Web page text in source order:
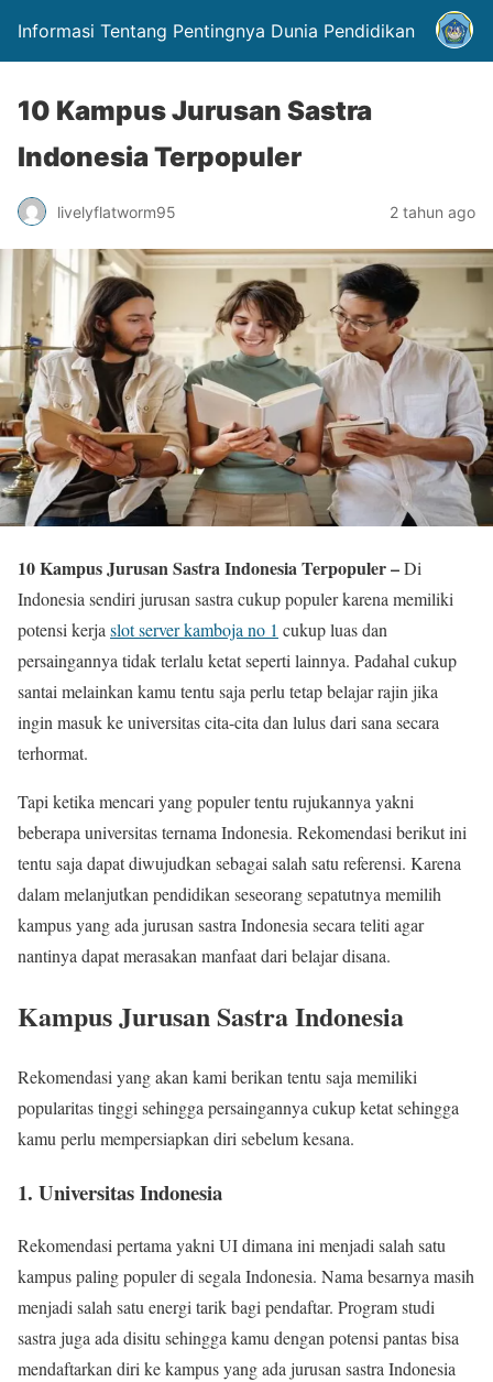
Informasi Tentang Pentingnya Dunia Pendidikan
10 Kampus Jurusan Sastra
Indonesia Terpopuler
livelyflatworm95 2 tahun ago
10 Kampus Jurusan Sastra Indonesia Terpopuler –Di
Indonesia sendiri jurusan sastra cukup populer karena memiliki
potensi kerja slot server kamboja no 1 cukup luas dan
persaingannya tidak terlalu ketat seperti lainnya. Padahal cukup
santai melainkan kamu tentu saja perlu tetap belajar rajin jika
ingin masuk ke universitas cita-cita dan lulus dari sana secara
terhormat.
Tapi ketika mencari yang populer tentu rujukannya yakni
beberapa universitas ternama Indonesia. Rekomendasi berikut ini
tentu saja dapat diwujudkan sebagai salah satu referensi. Karena
dalam melanjutkan pendidikan seseorang sepatutnya memilih
kampus yang ada jurusan sastra Indonesia secara teliti agar
nantinya dapat merasakan manfaat dari belajar disana.
Kampus Jurusan Sastra Indonesia
Rekomendasi yang akan kami berikan tentu saja memiliki
popularitas tinggi sehingga persaingannya cukup ketat sehingga
kamu perlu mempersiapkan diri sebelum kesana.
1. Universitas Indonesia
Rekomendasi pertama yakni UI dimana ini menjadi salah satu
kampus paling populer di segala Indonesia. Nama besarnya masih
menjadi salah satu energi tarik bagi pendaftar. Program studi
sastra juga ada disitu sehingga kamu dengan potensi pantas bisa
mendaftarkan diri ke kampus yang ada jurusan sastra Indonesia